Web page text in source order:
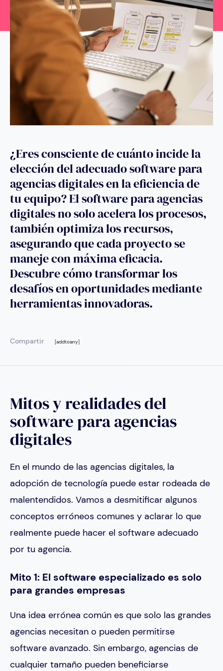
¿Eres consciente de cuánto incide la
elección del adecuado software para
agencias digitales en la eficiencia de
tu equipo? El software para agencias
digitales no solo acelera los procesos,
también optimiza los recursos,
asegurando que cada proyecto se
maneje con máxima eficacia.
Descubre cómo transformar los
desafíos en oportunidades mediante
herramientas innovadoras.
Compartir [addtoany]
Mitos y realidades del
software para agencias
digitales
En el mundo de las agencias digitales, la
adopción de tecnología puede estar rodeada de
malentendidos. Vamos a desmitificar algunos
conceptos erróneos comunes y aclarar lo que
realmente puede hacer el software adecuado
por tu agencia.
Mito 1: El software especializado es solo
para grandes empresas
Una idea errónea común es que solo las grandes
agencias necesitan o pueden permitirse
software avanzado. Sin embargo, agencias de
cualquier tamaño pueden beneficiarse